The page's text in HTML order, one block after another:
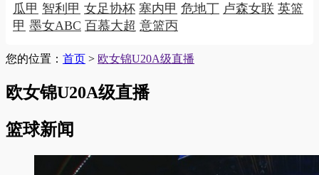
瓜甲 智利甲 女足协杯 塞内甲 危地丁 卢森女联 英篮
甲 墨女ABC 百慕大超 意篮丙
您的位置： 首页 > 欧女锦U20A级直播
欧女锦U20A级直播
篮球新闻